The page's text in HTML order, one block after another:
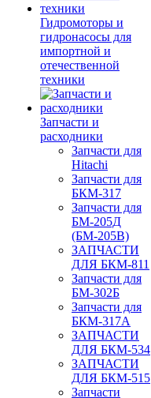
Гидромоторы и
гидронасосы для
импортной и
отечественной
техники
Запчасти и
расходники
Запчасти для
Hitachi
Запчасти для
БКМ-317
Запчасти для
БМ-205Д
(БМ-205В)
ЗАПЧАСТИ
ДЛЯ БКМ-811
Запчасти для
БМ-302Б
Запчасти для
БКМ-317А
ЗАПЧАСТИ
ДЛЯ БКМ-534
ЗАПЧАСТИ
ДЛЯ БКМ-515
Запчасти